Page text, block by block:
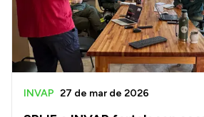
INVAP 27 de mar de 2026